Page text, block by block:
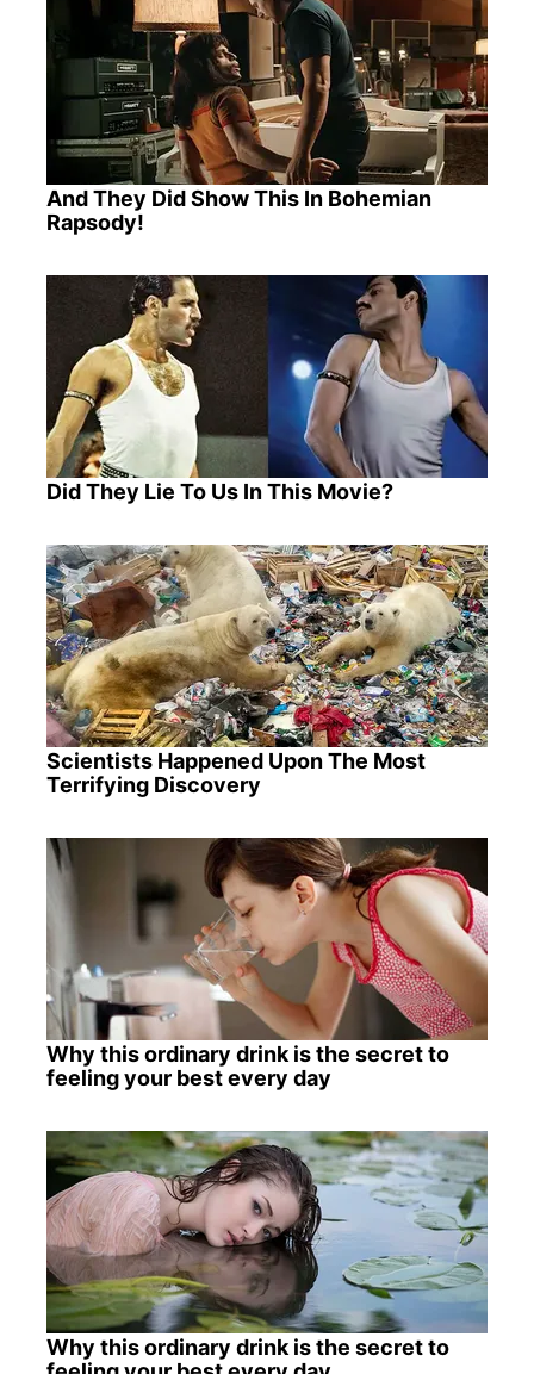
And They Did Show This In Bohemian
Rapsody!
Did They Lie To Us In This Movie?
Scientists Happened Upon The Most
Terrifying Discovery
Why this ordinary drink is the secret to
feeling your best every day
Why this ordinary drink is the secret to